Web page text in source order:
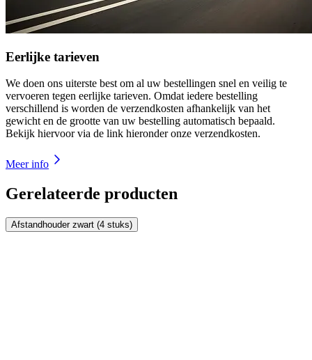
Eerlijke tarieven
We doen ons uiterste best om al uw bestellingen snel en veilig te
vervoeren tegen eerlijke tarieven. Omdat iedere bestelling
verschillend is worden de verzendkosten afhankelijk van het
gewicht en de grootte van uw bestelling automatisch bepaald.
Bekijk hiervoor via de link hieronder onze verzendkosten.
Meer info
Gerelateerde producten
Afstandhouder zwart (4 stuks)